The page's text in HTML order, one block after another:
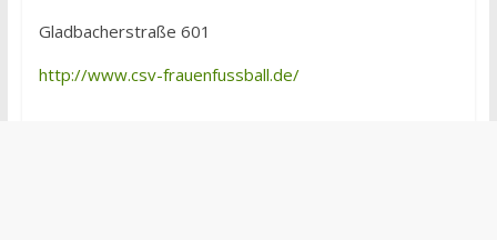
Gladbacherstraße 601
http://www.csv-frauenfussball.de/